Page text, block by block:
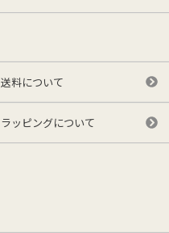
送料について
ラッピングについて